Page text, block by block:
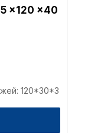
x120 x40
120*30*3